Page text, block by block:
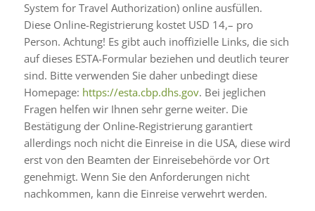
System for Travel Authorization) online ausfüllen.
Diese Online-Registrierung kostet USD 14,– pro
Person. Achtung! Es gibt auch inoffizielle Links, die sich
auf dieses ESTA-Formular beziehen und deutlich teurer
sind. Bitte verwenden Sie daher unbedingt diese
Homepage: https://esta.cbp.dhs.gov. Bei jeglichen
Fragen helfen wir Ihnen sehr gerne weiter. Die
Bestätigung der Online-Registrierung garantiert
allerdings noch nicht die Einreise in die USA, diese wird
erst von den Beamten der Einreisebehörde vor Ort
genehmigt. Wenn Sie den Anforderungen nicht
nachkommen, kann die Einreise verwehrt werden.